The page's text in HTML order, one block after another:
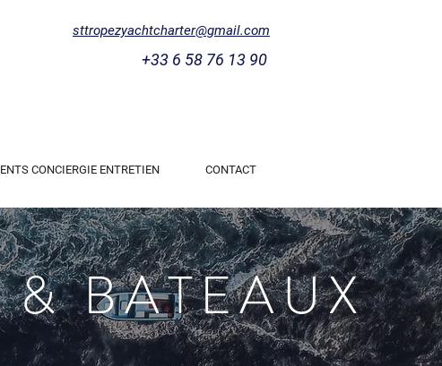
sttropezyachtcharter@gmail.com
+33 6 58 76 13 90
CONCIERGIE ENTRETIEN CONTACT
BATEAUX